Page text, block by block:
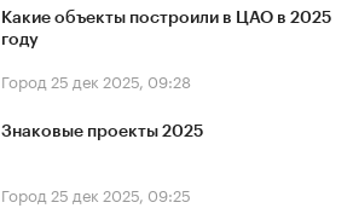
Какие объекты построили в ЦАО в 2025
году
Город 25 дек 2025, 09:28
Знаковые проекты 2025
Город 25 дек 2025, 09:25